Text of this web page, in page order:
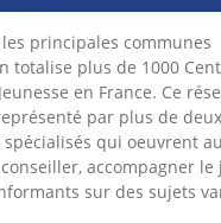
principales communes
totalise plus de 1000
Jeunesse en France. Ce
par plus de
qui oeuvrent
accompagner le
sur des sujets